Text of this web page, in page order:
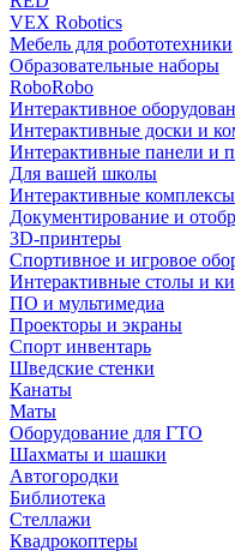
VEX Robotics
Мебель для робототехники
Образовательные наборы
RoboRobo
Интерактивное
Интерактивные доски и
Интерактивные панели и
Для вашей школы
Интерактивные комплексы
Документирование и
3D-принтеры
Спортивное и игровое
Интерактивные столы и
ПО и мультимедиа
Проекторы и экраны
Спорт инвентарь
Шведские стенки
Канаты
Маты
Оборудование для ГТО
Шахматы и шашки
Автогородки
Библиотека
Стеллажи
Квадрокоптеры